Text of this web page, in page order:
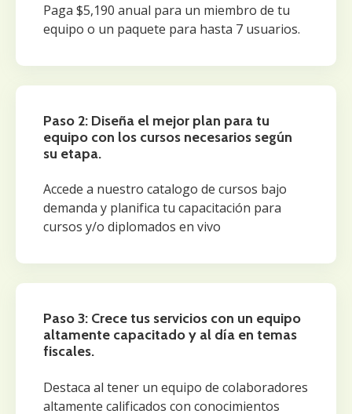
Paga $5,190 anual para un miembro de tu
equipo o un paquete para hasta 7 usuarios.
Paso 2: Diseña el mejor plan para tu
equipo con los cursos necesarios según
su etapa.
Accede a nuestro catalogo de cursos bajo
demanda y planifica tu capacitación para
cursos y/o diplomados en vivo
Paso 3: Crece tus servicios con un equipo
altamente capacitado y al día en temas
fiscales.
Destaca al tener un equipo de colaboradores
altamente calificados con conocimientos